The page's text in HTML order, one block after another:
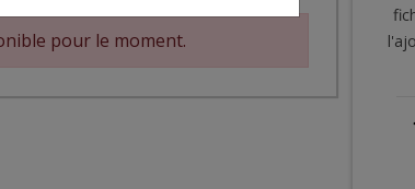
pour le moment.